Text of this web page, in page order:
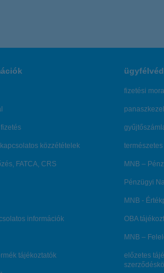
közzétételek
FATCA, CRS
információk
tájékoztatók
fizetési
MNB –
Pénzügyi
MNB -
OBA
MNB –
előzetes